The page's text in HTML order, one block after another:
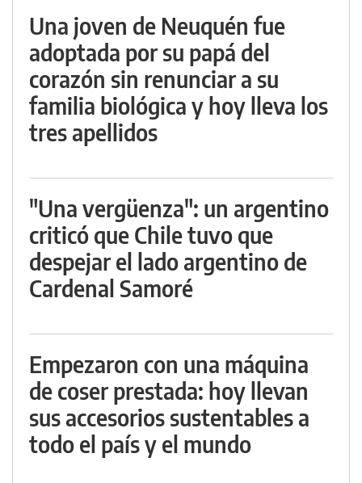
Una joven de Neuquén fue
adoptada por su papá del
corazón sin renunciar a su
familia biológica y hoy lleva los
tres apellidos
"Una vergüenza": un argentino
criticó que Chile tuvo que
despejar el lado argentino de
Cardenal Samoré
Empezaron con una máquina
de coser prestada: hoy llevan
sus accesorios sustentables a
todo el país y el mundo